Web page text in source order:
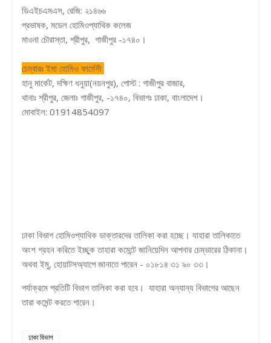
ডিএইচএমএস, রেজি: ২১৪৬৬
প্রভাষক, মডেল হোমিওপ্যাথিক কলেজ
মাওনা চৌরাস্তা, শ্রীপুর, গাজীপুর -১৭৪০।
চেম্বারঃ ইমা হোমিও ফার্মেসী
হানু মার্কেট, দক্ষিণ ধনুয়া(নয়নপুর), পোস্ট : গাজীপুর বাজার,
থানাঃ শ্রীপুর, জেলাঃ গাজীপুর, -১৭৪০, বিভাগঃ ঢাকা, বাংলাদেশ।
মোবাইল: 01914854097
ঢাকা বিভাগ হোমিওপ্যাথিক ডাক্তারদের তালিকা করা হচ্ছে। যাহারা তালিকাতে
অংশ গ্রহন করিতে ইচ্ছুক তাহারা কমেন্টে জানিয়েদিন আপনার চেম্ভারের ঠিকানা।
অথবা ইমু, হোয়াটসঅ্যাপে জানাতে পারেন - ০১৮১৪ ৩১ ৯০ ৩৩।
পর্যাক্রমে প্রতিটি বিভাগ তালিকা করা হবে। যাহারা অন্যান্য বিভাগের আছেন
তারা কমেন্ট করতে পারেন।
ঢাকা বিভাগ